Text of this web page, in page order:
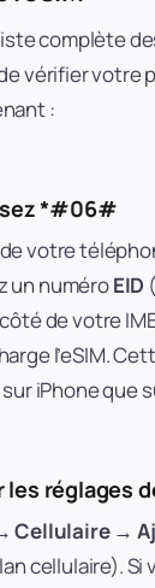
complète
vérifier votre
:
*#06#
votre
un numéroEID
de votre
l’eSIM.
iPhone que
réglages
Cellulaire →
cellulaire). Si